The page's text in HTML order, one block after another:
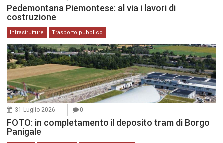
Pedemontana Piemontese: al via i lavori di
costruzione
Infrastrutture Trasporto pubblico
31 Luglio 2026 0
FOTO: in completamento il deposito tram di Borgo
Panigale